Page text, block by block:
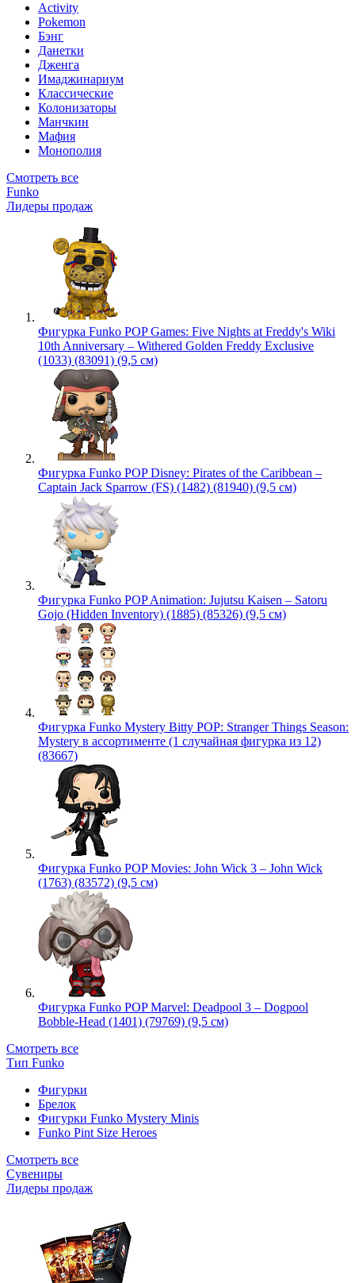
Activity
Pokemon
Бэнг
Данетки
Дженга
Имаджинариум
Классические
Колонизаторы
Манчкин
Мафия
Монополия
Смотреть все
Funko
Лидеры продаж
Фигурка Funko POP Games: Five Nights at Freddy's Wiki
10th Anniversary – Withered Golden Freddy Exclusive
(1033) (83091) (9,5 см)
Фигурка Funko POP Disney: Pirates of the Caribbean –
Captain Jack Sparrow (FS) (1482) (81940) (9,5 см)
Фигурка Funko POP Animation: Jujutsu Kaisen – Satoru
Gojo (Hidden Inventory) (1885) (85326) (9,5 см)
Фигурка Funko Mystery Bitty POP: Stranger Things Season:
Mystery в ассортименте (1 случайная фигурка из 12)
(83667)
Фигурка Funko POP Movies: John Wick 3 – John Wick
(1763) (83572) (9,5 см)
Фигурка Funko POP Marvel: Deadpool 3 – Dogpool
Bobble-Head (1401) (79769) (9,5 см)
Смотреть все
Тип Funko
Фигурки
Брелок
Фигурки Funko Mystery Minis
Funko Pint Size Heroes
Смотреть все
Сувениры
Лидеры продаж